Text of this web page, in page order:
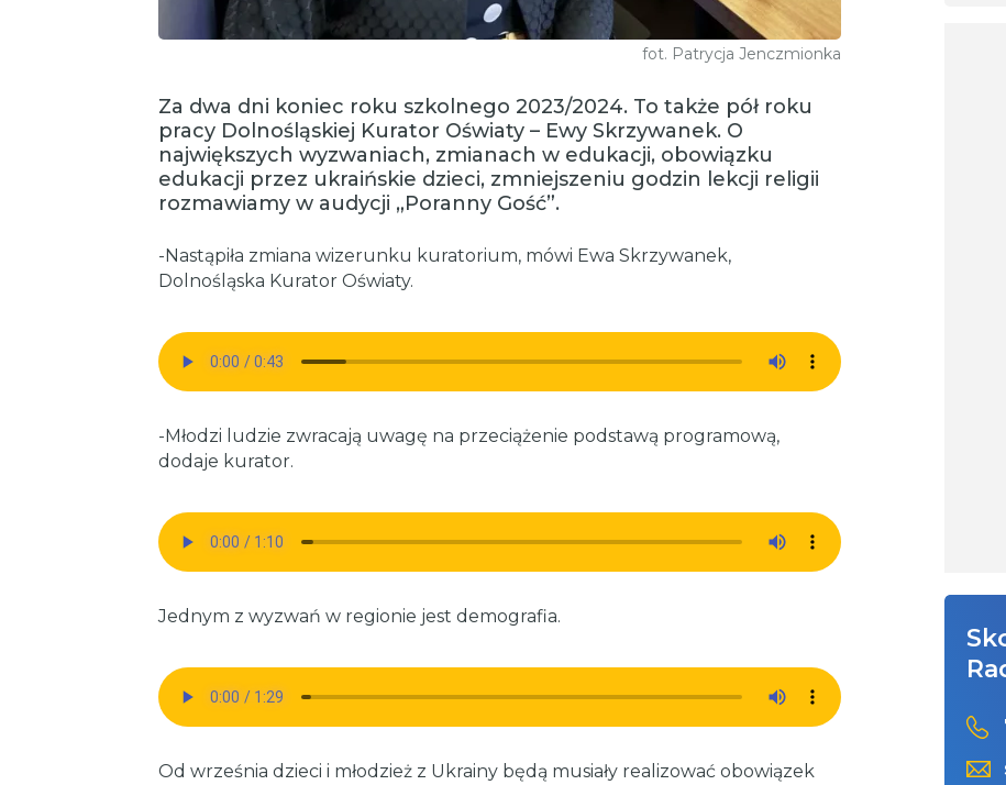
fot. Patrycja Jenczmionka
Za dwa dni koniec roku szkolnego 2023/2024. To także pół roku
pracy Dolnośląskiej Kurator Oświaty – Ewy Skrzywanek. O
największych wyzwaniach, zmianach w edukacji, obowiązku
edukacji przez ukraińskie dzieci, zmniejszeniu godzin lekcji religii
rozmawiamy w audycji „Poranny Gość”.
-Nastąpiła zmiana wizerunku kuratorium, mówi Ewa Skrzywanek,
Dolnośląska Kurator Oświaty.
-Młodzi ludzie zwracają uwagę na przeciążenie podstawą programową,
dodaje kurator.
Jednym z wyzwań w regionie jest demografia.
Od września dzieci i młodzież z Ukrainy będą musiały realizować obowiązek